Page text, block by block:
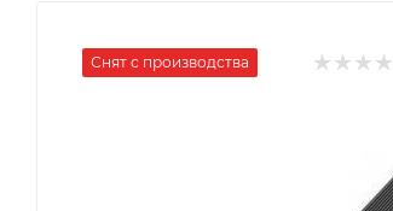
Снят с производства